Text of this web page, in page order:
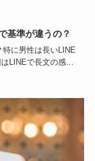
基準が違うの？
特に男性は長いLINE
LINEで長文の感じ